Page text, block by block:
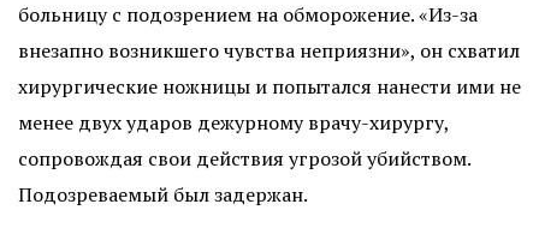
больницу с подозрением на обморожение. «Из-за
внезапно возникшего чувства неприязни», он схватил
хирургические ножницы и попытался нанести ими не
менее двух ударов дежурному врачу-хирургу,
сопровождая свои действия угрозой убийством.
Подозреваемый был задержан.